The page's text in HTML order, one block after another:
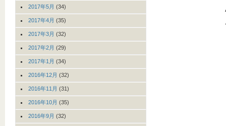
2017年5月 (34)
2017年4月 (35)
2017年3月 (32)
2017年2月 (29)
2017年1月 (34)
2016年12月 (32)
2016年11月 (31)
2016年10月 (35)
2016年9月 (32)